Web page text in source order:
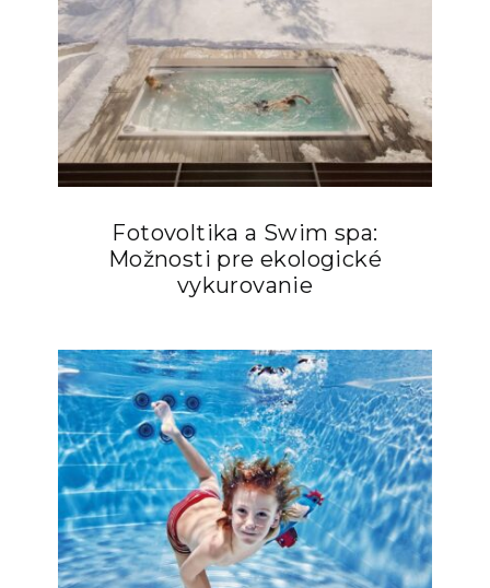
Fotovoltika a Swim spa:
Možnosti pre ekologické
vykurovanie